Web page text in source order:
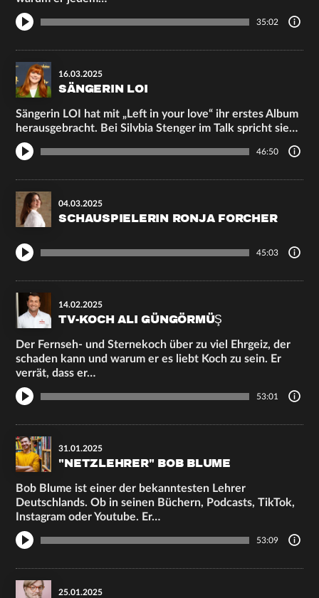
35:02
16.03.2025
SÄNGERIN LOI
Sängerin LOI hat mit „Left in your love“ ihr erstes Album
herausgebracht. Bei Silvbia Stenger im Talk spricht sie…
46:50
04.03.2025
SCHAUSPIELERIN RONJA FORCHER
45:03
14.02.2025
TV-KOCH ALI GÜNGÖRMÜŞ
Der Fernseh- und Sternekoch über zu viel Ehrgeiz, der
schaden kann und warum er es liebt Koch zu sein. Er
verrät, dass er…
53:01
31.01.2025
"NETZLEHRER" BOB BLUME
Bob Blume ist einer der bekanntesten Lehrer
Deutschlands. Ob in seinen Büchern, Podcasts, TikTok,
Instagram oder Youtube. Er…
53:09
25.01.2025